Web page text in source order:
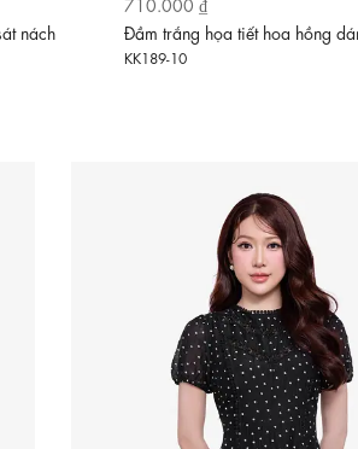
nách
Đầm trắng họa tiết hoa hồng
KK189-10